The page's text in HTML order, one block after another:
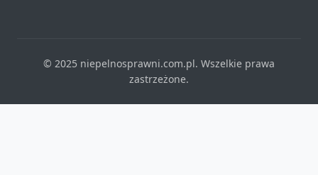
© 2025 niepelnosprawni.com.pl. Wszelkie prawa
zastrzeżone.